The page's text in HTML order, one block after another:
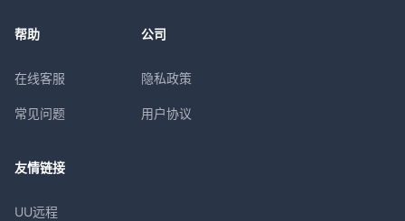
帮助
在线客服
常见问题
公司
隐私政策
用户协议
友情链接
UU远程